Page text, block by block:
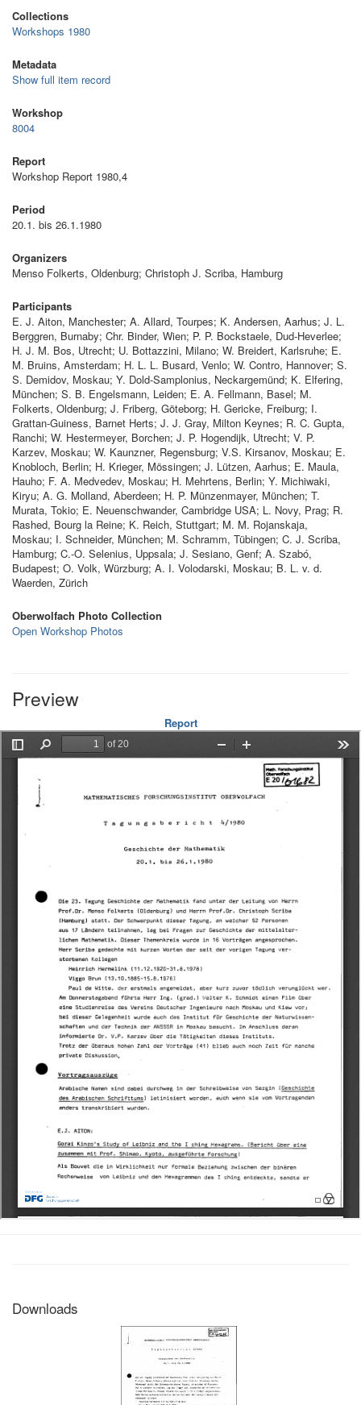
Collections
Workshops 1980
Metadata
Show full item record
Workshop
8004
Report
Workshop Report 1980,4
Period
20.1. bis 26.1.1980
Organizers
Menso Folkerts, Oldenburg; Christoph J. Scriba, Hamburg
Participants
E. J. Aiton, Manchester; A. Allard, Tourpes; K. Andersen, Aarhus; J. L.
Berggren, Burnaby; Chr. Binder, Wien; P. P. Bockstaele, Dud-Heverlee;
H. J. M. Bos, Utrecht; U. Bottazzini, Milano; W. Breidert, Karlsruhe; E.
M. Bruins, Amsterdam; H. L. L. Busard, Venlo; W. Contro, Hannover; S.
S. Demidov, Moskau; Y. Dold-Samplonius, Neckargemünd; K. Elfering,
München; S. B. Engelsmann, Leiden; E. A. Fellmann, Basel; M.
Folkerts, Oldenburg; J. Friberg, Göteborg; H. Gericke, Freiburg; I.
Grattan-Guiness, Barnet Herts; J. J. Gray, Milton Keynes; R. C. Gupta,
Ranchi; W. Hestermeyer, Borchen; J. P. Hogendijk, Utrecht; V. P.
Karzev, Moskau; W. Kaunzner, Regensburg; V.S. Kirsanov, Moskau; E.
Knobloch, Berlin; H. Krieger, Mössingen; J. Lützen, Aarhus; E. Maula,
Hauho; F. A. Medvedev, Moskau; H. Mehrtens, Berlin; Y. Michiwaki,
Kiryu; A. G. Molland, Aberdeen; H. P. Münzenmayer, München; T.
Murata, Tokio; E. Neuenschwander, Cambridge USA; L. Novy, Prag; R.
Rashed, Bourg la Reine; K. Reich, Stuttgart; M. M. Rojanskaja,
Moskau; I. Schneider, München; M. Schramm, Tübingen; C. J. Scriba,
Hamburg; C.-O. Selenius, Uppsala; J. Sesiano, Genf; A. Szabó,
Budapest; O. Volk, Würzburg; A. I. Volodarski, Moskau; B. L. v. d.
Waerden, Zürich
Oberwolfach Photo Collection
Open Workshop Photos
Preview
Report
Downloads